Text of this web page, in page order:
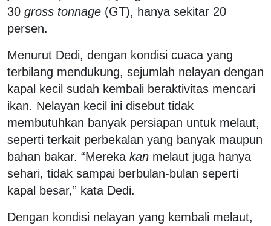
30 gross tonnage (GT), hanya sekitar 20
persen.
Menurut Dedi, dengan kondisi cuaca yang
terbilang mendukung, sejumlah nelayan dengan
kapal kecil sudah kembali beraktivitas mencari
ikan. Nelayan kecil ini disebut tidak
membutuhkan banyak persiapan untuk melaut,
seperti terkait perbekalan yang banyak maupun
bahan bakar. “Mereka kan melaut juga hanya
sehari, tidak sampai berbulan-bulan seperti
kapal besar,” kata Dedi.
Dengan kondisi nelayan yang kembali melaut,